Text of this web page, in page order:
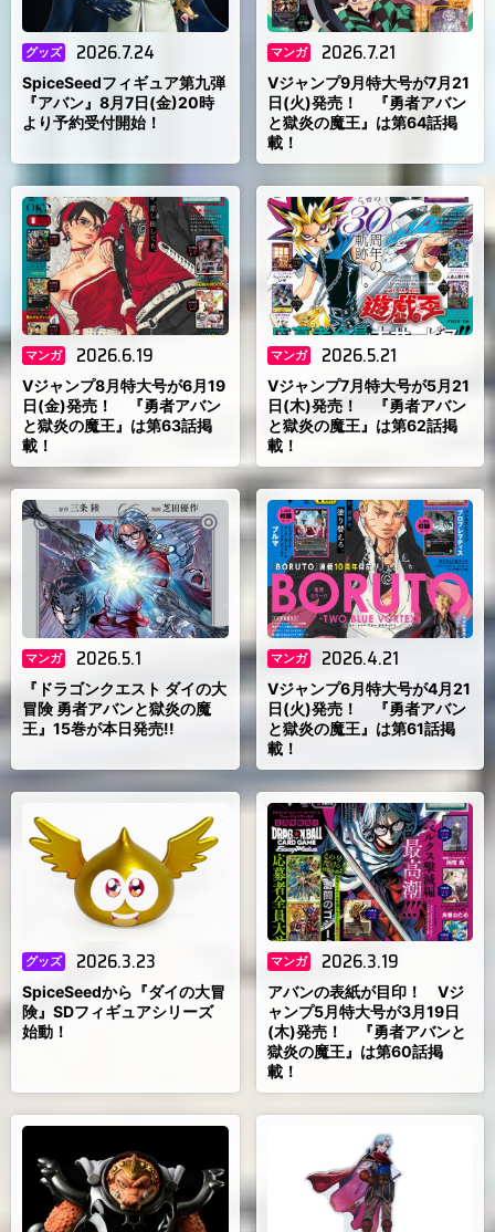
グッズ 2026.7.24
SpiceSeedフィギュア第九弾
『アバン』8月7日(金)20時
より予約受付開始！
マンガ 2026.7.21
Vジャンプ9月特大号が7月21
日(火)発売！ 『勇者アバン
と獄炎の魔王』は第64話掲
載！
マンガ 2026.6.19
Vジャンプ8月特大号が6月19
日(金)発売！ 『勇者アバン
と獄炎の魔王』は第63話掲
載！
マンガ 2026.5.21
Vジャンプ7月特大号が5月21
日(木)発売！ 『勇者アバン
と獄炎の魔王』は第62話掲
載！
マンガ 2026.5.1
『ドラゴンクエスト ダイの大
冒険 勇者アバンと獄炎の魔
王』15巻が本日発売!!
マンガ 2026.4.21
Vジャンプ6月特大号が4月21
日(火)発売！ 『勇者アバン
と獄炎の魔王』は第61話掲
載！
グッズ 2026.3.23
SpiceSeedから『ダイの大冒
険』SDフィギュアシリーズ
始動！
マンガ 2026.3.19
アバンの表紙が目印！ Vジ
ャンプ5月特大号が3月19日
(木)発売！ 『勇者アバンと
獄炎の魔王』は第60話掲
載！